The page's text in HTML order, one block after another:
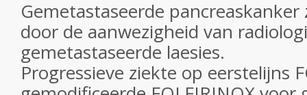
Gemetastaseerde
door de aanwezigheid van
gemetastaseerde laesies.
Progressieve ziekte op eerstelijns